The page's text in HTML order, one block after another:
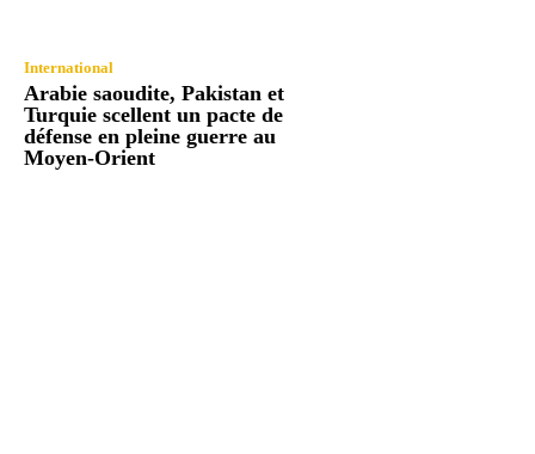
International
Arabie saoudite, Pakistan et
Turquie scellent un pacte de
défense en pleine guerre au
Moyen-Orient